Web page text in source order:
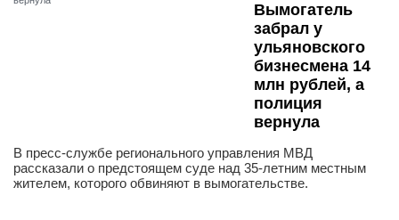
Вымогатель
забрал у
ульяновского
бизнесмена 14
млн рублей, а
полиция
вернула
В пресс-службе регионального управления МВД
рассказали о предстоящем суде над 35-летним местным
жителем, которого обвиняют в вымогательстве.